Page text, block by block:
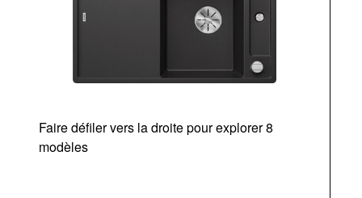
Faire défiler vers la droite pour explorer 8
modèles